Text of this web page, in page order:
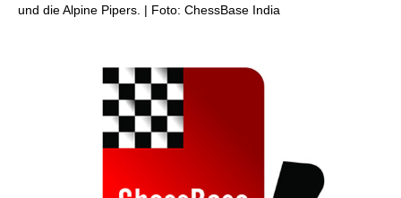
und die Alpine Pipers. | Foto: ChessBase India